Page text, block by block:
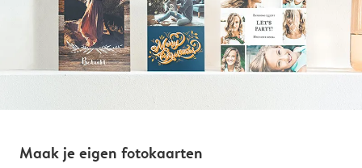
Maak je eigen fotokaarten